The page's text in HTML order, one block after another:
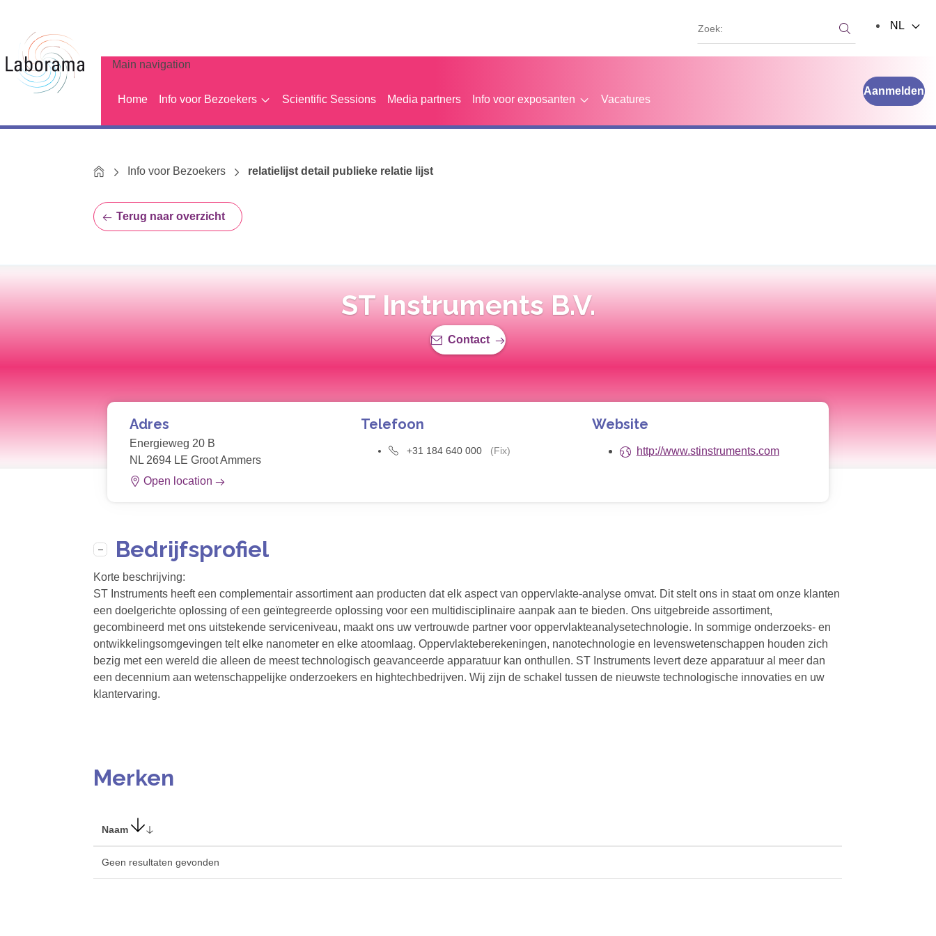
Main navigation
Home Info voor Bezoekers Scientific Sessions Media partners Info voor exposanten Vacatures
Aanmelden
Zoek:
NL
HomeInfo voor Bezoekers relatielijst detail publieke relatie lijst
Terug naar overzicht
ST Instruments B.V.
Contact
Adres
Energieweg 20 B
NL 2694 LE Groot Ammers
Open location
Telefoon
+31 184 640 000 (Fix)
Website
http://www.stinstruments.com
Bedrijfsprofiel
Korte beschrijving:
ST Instruments heeft een complementair assortiment aan producten dat elk aspect van oppervlakte-analyse omvat. Dit stelt ons in staat om onze klanten
een doelgerichte oplossing of een geïntegreerde oplossing voor een multidisciplinaire aanpak aan te bieden. Ons uitgebreide assortiment,
gecombineerd met ons uitstekende serviceniveau, maakt ons uw vertrouwde partner voor oppervlakteanalysetechnologie. In sommige onderzoeks- en
ontwikkelingsomgevingen telt elke nanometer en elke atoomlaag. Oppervlakteberekeningen, nanotechnologie en levenswetenschappen houden zich
bezig met een wereld die alleen de meest technologisch geavanceerde apparatuur kan onthullen. ST Instruments levert deze apparatuur al meer dan
een decennium aan wetenschappelijke onderzoekers en hightechbedrijven. Wij zijn de schakel tussen de nieuwste technologische innovaties en uw
klantervaring.
Merken
Naam
Geen resultaten gevonden